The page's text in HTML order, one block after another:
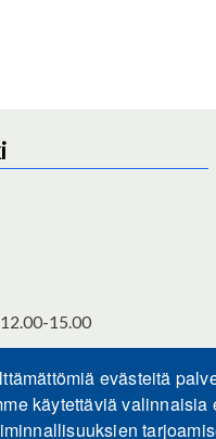
15.00
evästeitä
käytettäviä valinnaisia